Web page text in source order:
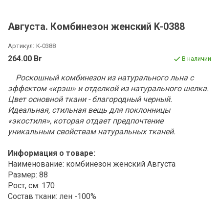
Августа. Комбинезон женский K-0388
Артикул: K-0388
264.00 Br В наличии
Роскошный комбинезон из натурального льна с
эффектом «крэш» и отделкой из натурального шелка.
Цвет основной ткани - благородный черный.
Идеальная, стильная вещь для поклонницы
«экостиля», которая отдает предпочтение
уникальным свойствам натуральных тканей.
Информация о товаре:
Наименование: комбинезон женский Августа
Размер: 88
Рост, см: 170
Состав ткани: лен -100%